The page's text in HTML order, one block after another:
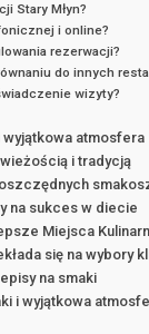
Stary Młyn?
i online?
rezerwacji?
do innych
wizyty?
atmosfera
i tradycją
na sukces w diecie
Miejsca
się na wybory
na smaki
i wyjątkowa